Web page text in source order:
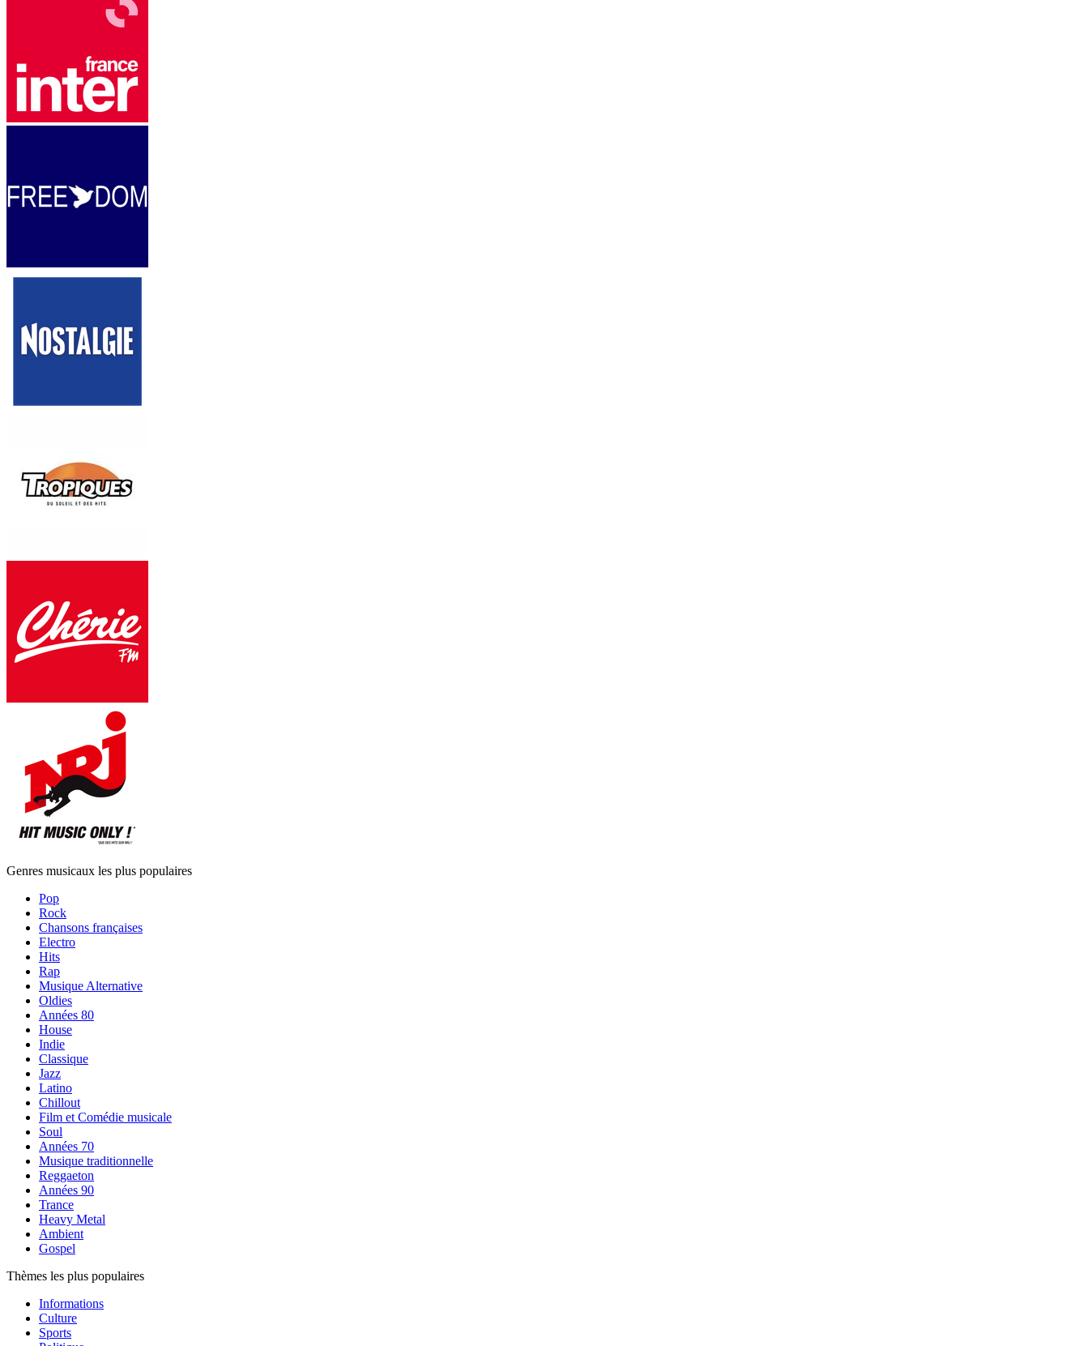
Genres musicaux les plus populaires
Pop
Rock
Chansons françaises
Electro
Hits
Rap
Musique Alternative
Oldies
Années 80
House
Indie
Classique
Jazz
Latino
Chillout
Film et Comédie musicale
Soul
Années 70
Musique traditionnelle
Reggaeton
Années 90
Trance
Heavy Metal
Ambient
Gospel
Thèmes les plus populaires
Informations
Culture
Sports